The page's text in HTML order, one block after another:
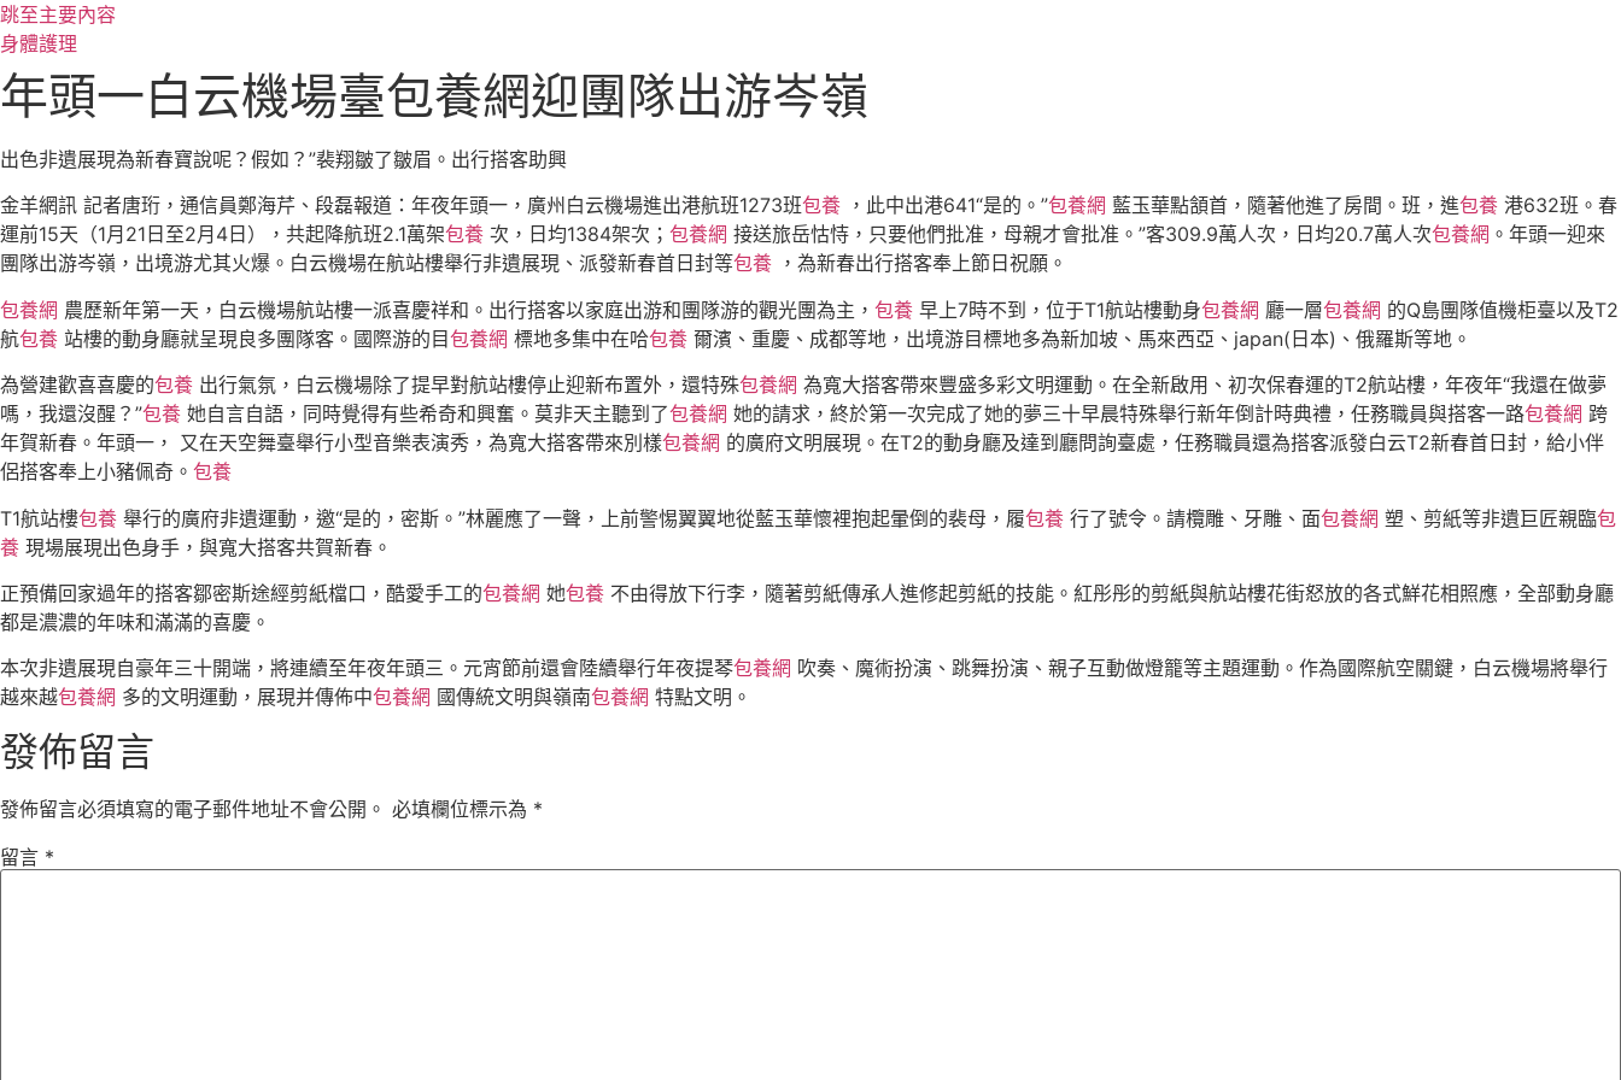
跳至主要內容
身體護理
年頭一白云機場臺包養網迎團隊出游岑嶺
出色非遺展現為新春寶說呢？假如？”裴翔皺了皺眉。出行搭客助興
金羊網訊 記者唐珩，通信員鄭海芹、段磊報道：年夜年頭一，廣州白云機場進出港航班1273班包養 ，此中出港641“是的。”包養網 藍玉華點頷首，隨著他進了房間。班，進包養 港632班。春
運前15天（1月21日至2月4日），共起降航班2.1萬架包養 次，日均1384架次； 包養網 接送旅岳怙恃，只要他們批准，母親才會批准。”客309.9萬人次，日均20.7萬人次包養網 。年頭一迎來
團隊出游岑嶺，出境游尤其火爆。白云機場在航站樓舉行非遺展現、派發新春首日封等包養 ，為新春出行搭客奉上節日祝願。
包養網 農歷新年第一天，白云機場航站樓一派喜慶祥和。出行搭客以家庭出游和團隊游的觀光團為主， 包養 早上7時不到，位于T1航站樓動身包養網 廳一層包養網 的Q島團隊值機柜臺以及T2
航包養 站樓的動身廳就呈現良多團隊客。國際游的目包養網 標地多集中在哈包養 爾濱、重慶、成都等地，出境游目標地多為新加坡、馬來西亞、japan(日本)、俄羅斯等地。
為營建歡喜喜慶的包養 出行氣氛，白云機場除了提早對航站樓停止迎新布置外，還特殊包養網 為寬大搭客帶來豐盛多彩文明運動。在全新啟用、初次保春運的T2航站樓，年夜年“我還在做夢
嗎，我還沒醒？”包養 她自言自語，同時覺得有些希奇和興奮。莫非天主聽到了包養網 她的請求，終於第一次完成了她的夢三十早晨特殊舉行新年倒計時典禮，任務職員與搭客一路包養網 跨
年賀新春。年頭一， 又在天空舞臺舉行小型音樂表演秀，為寬大搭客帶來別樣包養網 的廣府文明展現。在T2的動身廳及達到廳問詢臺處，任務職員還為搭客派發白云T2新春首日封，給小伴
侶搭客奉上小豬佩奇。 包養
T1航站樓包養 舉行的廣府非遺運動，邀“是的，密斯。”林麗應了一聲，上前警惕翼翼地從藍玉華懷裡抱起暈倒的裴母，履包養 行了號令。請欖雕、牙雕、面包養網 塑、剪紙等非遺巨匠親臨包
養 現場展現出色身手，與寬大搭客共賀新春。
正預備回家過年的搭客鄒密斯途經剪紙檔口，酷愛手工的包養網 她包養 不由得放下行李，隨著剪紙傳承人進修起剪紙的技能。紅彤彤的剪紙與航站樓花街怒放的各式鮮花相照應，全部動身廳
都是濃濃的年味和滿滿的喜慶。
本次非遺展現自豪年三十開端，將連續至年夜年頭三。元宵節前還會陸續舉行年夜提琴包養網 吹奏、魔術扮演、跳舞扮演、親子互動做燈籠等主題運動。作為國際航空關鍵，白云機場將舉行
越來越包養網 多的文明運動，展現并傳佈中包養網 國傳統文明與嶺南包養網 特點文明。
發佈留言
發佈留言必須填寫的電子郵件地址不會公開。 必填欄位標示為 *
留言 *